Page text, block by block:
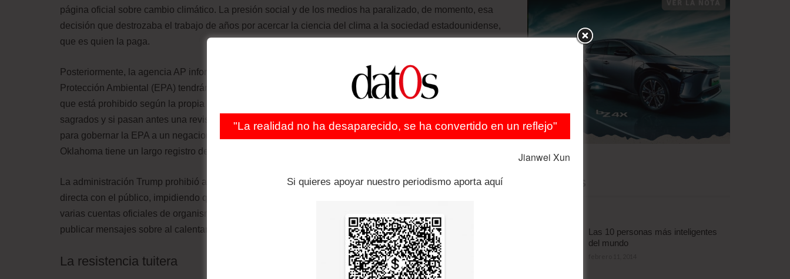
página oficial sobre cambio climático. La presión social y de los medios ha paralizado, de momento, esa
decisión que destrozaba el trabajo de años por acercar la ciencia del clima a la sociedad estadounidense,
que es quien la paga.
Posteriormente, la agencia AP informó de que todos los informes y estudios científicos de la Agencia de
Protección Ambiental (EPA) tendrán que pasar por las manos de Trump antes de hacerse públicos, algo
que está prohibido según la propia política de integridad científica de la EPA. Los datos científicos son
sagrados y si pasan antes una revisión partidista quedan por completo en entredicho. El presidente eligió
para gobernar la EPA a un negacionista del calentamiento climático, Scott Pruitt, que como fiscal de
Oklahoma tiene un largo registro de acciones contra la EPA y en favor de empresas contaminantes.
La administración Trump prohibió a las agencias ambientales y a sus empleados toda comunicación
directa con el público, impidiendo que se manifestaran sobre la ciencia del cambio climático. De pronto,
varias cuentas oficiales de organismos públicos comenzaron a realizar un gesto simbólico de resistencia:
publicar mensajes sobre al calentamiento en sus cuentas de Twitter.
La resistencia tuitera
Las 10 personas más inteligentes
del mundo
"La realidad no ha desaparecido, se ha convertido en un reflejo"
Jianwei Xun
Si quieres apoyar nuestro periodismo aporta aquí